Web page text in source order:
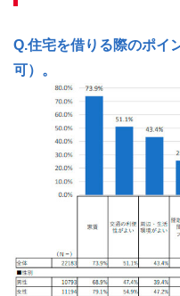
Q.住宅を借りる際のポイ
可）。